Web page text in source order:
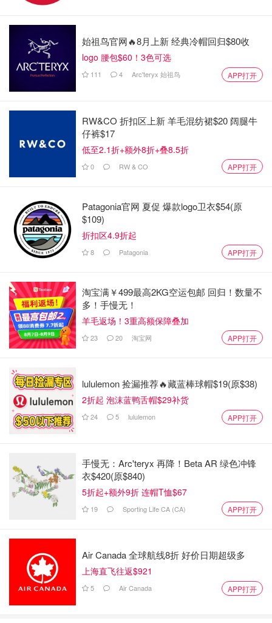
2018 年，美国农业部对 Alpha Genesis 处以 $12,600 的罚
施逃脱，2016 年又有 19 只逃脱。
据美国农业部报告称，该公司被罚款的原因还包括个别猴子
逃跑，以及将一只猴子放入错误的社会群体中后被其他猴子
杀死。
“立即停止动物剥削”组织周四致信美国农业部，要求该机构
立即派遣一名检查员前往 Alpha Genesis 工厂，进行彻底调
查，并将其视为屡次违规者。该组织参与了 2018 年对该公
只猴子逃脱，不仅危及动物的安全，也使南卡罗来纳州的居
民处于危险之中。”
美国农业部自 2020 年以来已对该大院进行了 10 次检查，
该设施最近一次联邦检查是在 5 月份，检查结果显示场内有
大约 6,700 只灵长类动物，没有任何问题。
在 2022 年的一次审查中，联邦兽医报告称，两只动物因手
指被卡在建筑物中并暴露在恶劣天气中而死亡。他们还发现
会受到刑事指控、民事处罚或其他制裁。
自那时起，Alpha Genesis 已经历了六次检查，仅报告过一
次小问题。
出了 45 至 85 华氏度（7.2 至 29.5 摄氏度）的要求范围。
检查发现，一个垃圾箱里的食物发霉，大门上的锋利边缘可
能会割伤动物，院内还有污泥、食物垃圾、使用过的医疗用
品、机械设备和一般建筑垃圾。
物与人类相似，它们对于挽救生命的医学进步（如研制针对
新冠肺炎的疫苗）至关重要。保持灵长类动物的国内供应对
于防止美国研究人员的短缺至关重要。
自 19 世纪末以来，人类就开始利用恒河猴进行科学研究。
始祖鸟官网🔥8月上新 经典冷帽回归$80收
logo 腰包$60！3色可选
111 4 Arc'teryx 始祖鸟 APP打开
RW&CO 折扣区上新 羊毛混纺裙$20 阔腿牛
仔裤$17
低至2.1折+额外8折+叠8.5折
0 RW & CO APP打开
Patagonia官网 夏促 爆款logo卫衣$54(原
$109)
折扣区4.9折起
8 Patagonia APP打开
淘宝满￥499最高2KG空运包邮 回归！数量不
多！手慢无！
羊毛返场！3重高额保障叠加
23 20 淘宝网 APP打开
lululemon 捡漏推荐🔥藏蓝棒球帽$19(原$38)
2折起 泡沫蓝鸭舌帽$29补货
24 5 lululemon APP打开
手慢无：Arc'teryx 再降！Beta AR 绿色冲锋
衣$420(原$840)
5折起+额外9折 连帽T恤$67
19 Sporting Life CA (CA) APP打开
Air Canada 全球航线8折 好价日期超级多
上海直飞往返$921
5 Air Canada APP打开